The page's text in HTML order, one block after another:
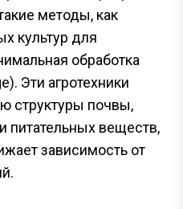
методы, как
культур для
обработка
Эти агротехники
структуры почвы,
питательных веществ,
зависимость от